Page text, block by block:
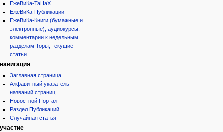
ЕжеВиКа-ТаНаХ
ЕжеВиКа-Публикации
ЕжеВиКа-Книги (бумажные и
электронные), аудиокурсы,
комментарии к недельным
разделам Торы, текущие
статьи
навигация
Заглавная страница
Алфавитный указатель
названий страниц
Новостной Портал
Раздел Публикаций
Случайная статья
участие